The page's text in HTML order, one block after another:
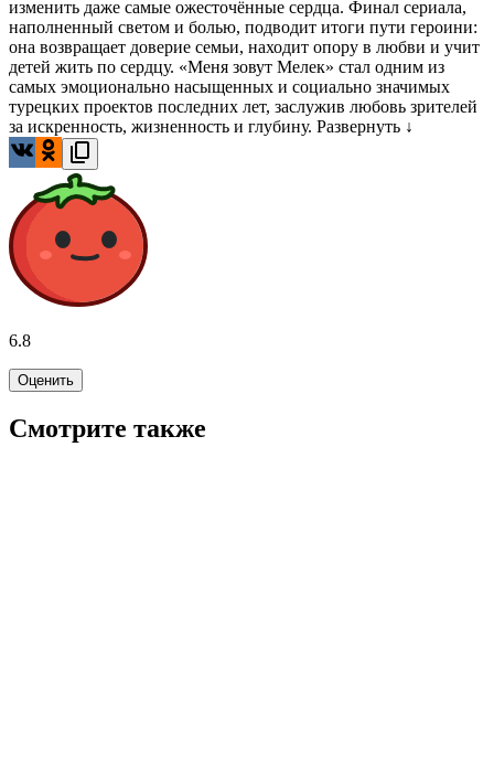
изменить даже самые ожесточённые сердца. Финал сериала,
наполненный светом и болью, подводит итоги пути героини:
она возвращает доверие семьи, находит опору в любви и учит
детей жить по сердцу. «Меня зовут Мелек» стал одним из
самых эмоционально насыщенных и социально значимых
турецких проектов последних лет, заслужив любовь зрителей
за искренность, жизненность и глубину. Развернуть ↓
6.8
Оценить
Смотрите также